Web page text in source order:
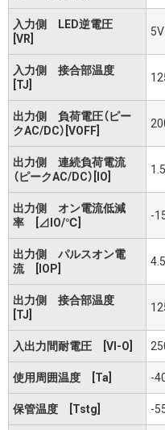
入力側 LED逆電圧
[VR]
5V
入力側 接合部温度
[TJ]
出力側 負荷電圧（ピー
クAC/DC）[VOFF]
出力側 連続負荷電流
（ピークAC/DC）[IO]
出力側 オン電流低減
率 [⊿IO/℃]
-
出力側 パルスオン電
流 [IOP]
出力側 接合部温度
[TJ]
入出力間耐電圧 [VI-O]
使用周囲温度 [Ta] -
保管温度 [Tstg] -